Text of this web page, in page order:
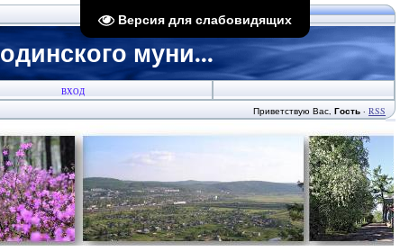
Версия для слабовидящих
муни...
ВХОД
Приветствую Вас, Гость · RSS